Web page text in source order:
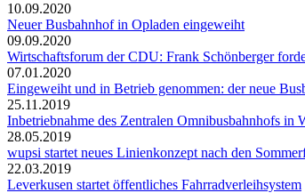
10.09.2020
Neuer Busbahnhof in Opladen eingeweiht
09.09.2020
Wirtschaftsforum der CDU: Frank Schönberger
07.01.2020
Eingeweiht und in Betrieb genommen: der neue
25.11.2019
Inbetriebnahme des Zentralen Omnibusbahnhofs in
28.05.2019
wupsi startet neues Linienkonzept nach den
22.03.2019
Leverkusen startet öffentliches Fahrradverleihsystem